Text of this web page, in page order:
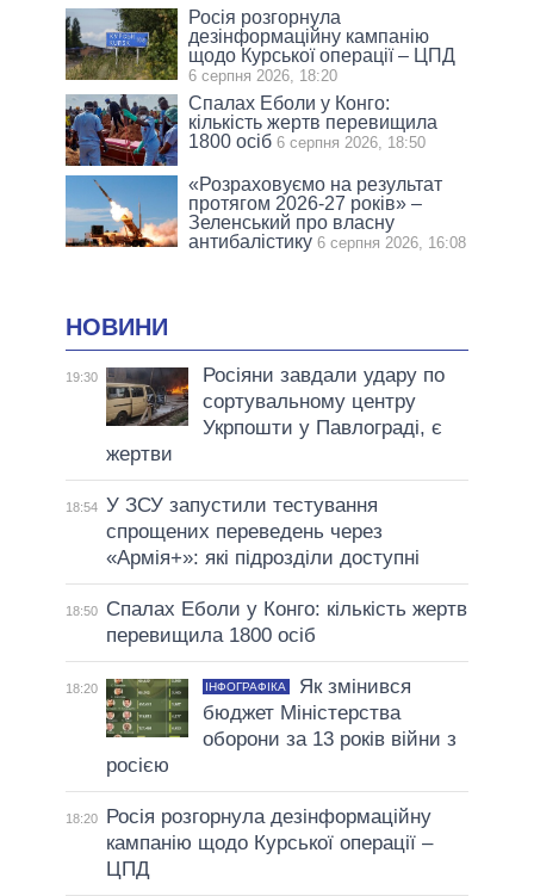
Росія розгорнула
дезінформаційну кампанію
щодо Курської операції – ЦПД
6 серпня 2026, 18:20
Спалах Еболи у Конго:
кількість жертв перевищила
1800 осіб 6 серпня 2026, 18:50
«Розраховуємо на результат
протягом 2026-27 років» –
Зеленський про власну
антибалістику 6 серпня 2026, 16:08
НОВИНИ
19:30
Росіяни завдали удару по
сортувальному центру
Укрпошти у Павлограді, є
жертви
18:54 У ЗСУ запустили тестування
спрощених переведень через
«Армія+»: які підрозділи доступні
18:50
Спалах Еболи у Конго: кількість жертв
перевищила 1800 осіб
18:20 ІНФОГРАФІКА
Як змінився
бюджет Міністерства
оборони за 13 років війни з
росією
18:20
Росія розгорнула дезінформаційну
кампанію щодо Курської операції –
ЦПД